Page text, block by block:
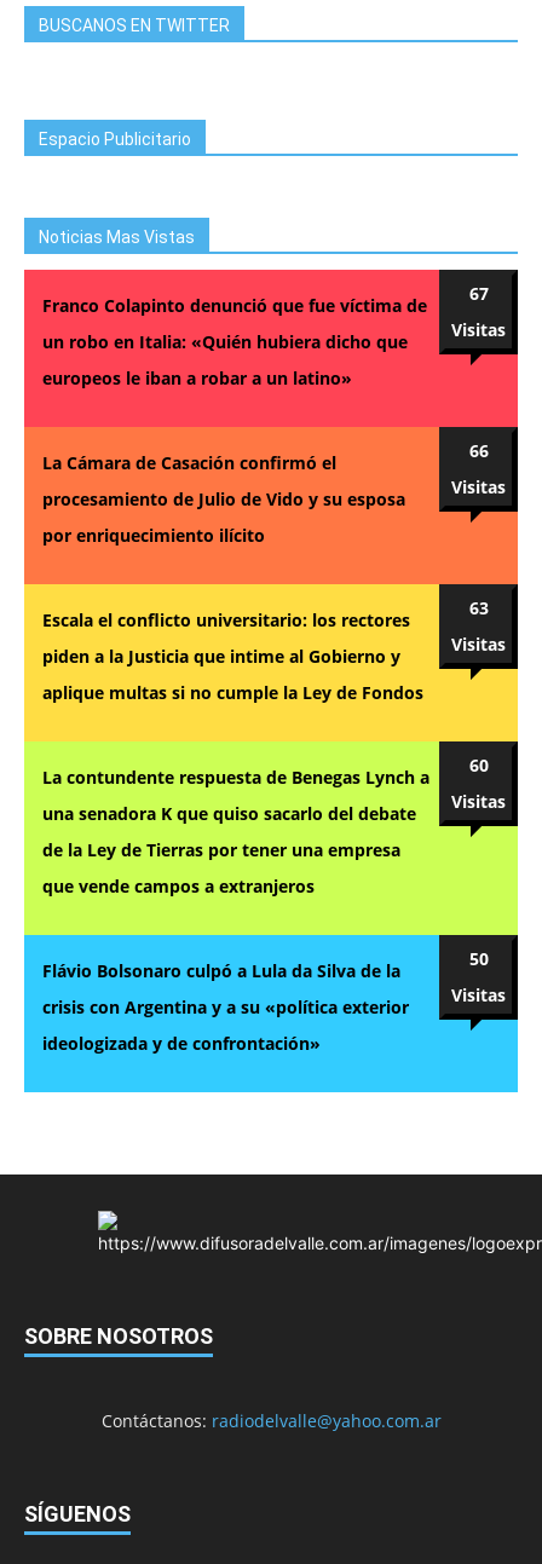
BUSCANOS EN TWITTER
Espacio Publicitario
Noticias Mas Vistas
Franco Colapinto denunció que fue víctima de
un robo en Italia: «Quién hubiera dicho que
europeos le iban a robar a un latino»
67
Visitas
La Cámara de Casación confirmó el
procesamiento de Julio de Vido y su esposa
por enriquecimiento ilícito
66
Visitas
Escala el conflicto universitario: los rectores
piden a la Justicia que intime al Gobierno y
aplique multas si no cumple la Ley de Fondos
63
Visitas
La contundente respuesta de Benegas Lynch a
una senadora K que quiso sacarlo del debate
de la Ley de Tierras por tener una empresa
que vende campos a extranjeros
60
Visitas
Flávio Bolsonaro culpó a Lula da Silva de la
crisis con Argentina y a su «política exterior
ideologizada y de confrontación»
50
Visitas
SOBRE NOSOTROS
Contáctanos: radiodelvalle@yahoo.com.ar
SÍGUENOS